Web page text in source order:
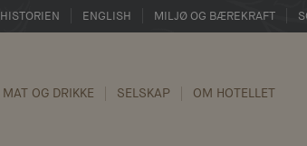
HISTORIEN ENGLISH MILJØ OG BÆREKRAFT
MAT OG DRIKKE SELSKAP OM HOTELLET